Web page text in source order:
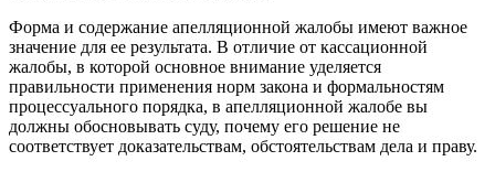
Форма и содержание апелляционной жалобы имеют важное
значение для ее результата. В отличие от кассационной
жалобы, в которой основное внимание уделяется
правильности применения норм закона и формальностям
процессуального порядка, в апелляционной жалобе вы
должны обосновывать суду, почему его решение не
соответствует доказательствам, обстоятельствам дела и праву.